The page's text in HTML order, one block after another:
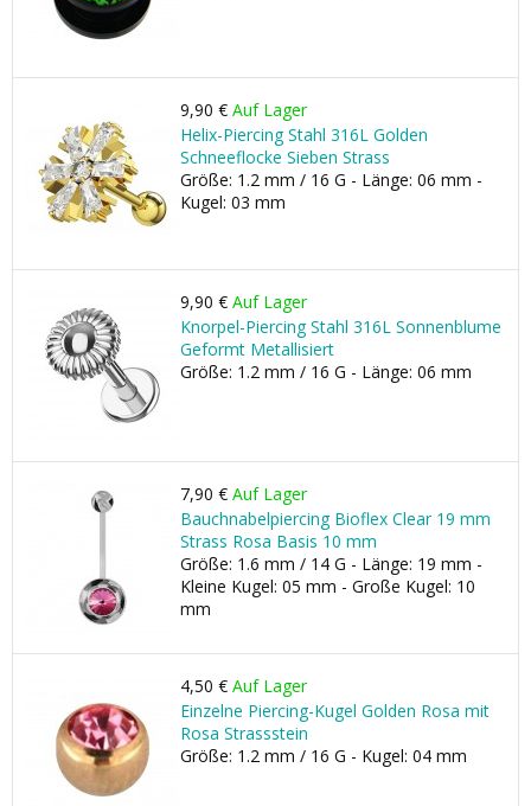
9,90 € Auf Lager
Helix-Piercing Stahl 316L Golden
Schneeflocke Sieben Strass
Größe: 1.2 mm / 16 G - Länge: 06 mm -
Kugel: 03 mm
9,90 € Auf Lager
Knorpel-Piercing Stahl 316L Sonnenblume
Geformt Metallisiert
Größe: 1.2 mm / 16 G - Länge: 06 mm
7,90 € Auf Lager
Bauchnabelpiercing Bioflex Clear 19 mm
Strass Rosa Basis 10 mm
Größe: 1.6 mm / 14 G - Länge: 19 mm -
Kleine Kugel: 05 mm - Große Kugel: 10
mm
4,50 € Auf Lager
Einzelne Piercing-Kugel Golden Rosa mit
Rosa Strassstein
Größe: 1.2 mm / 16 G - Kugel: 04 mm